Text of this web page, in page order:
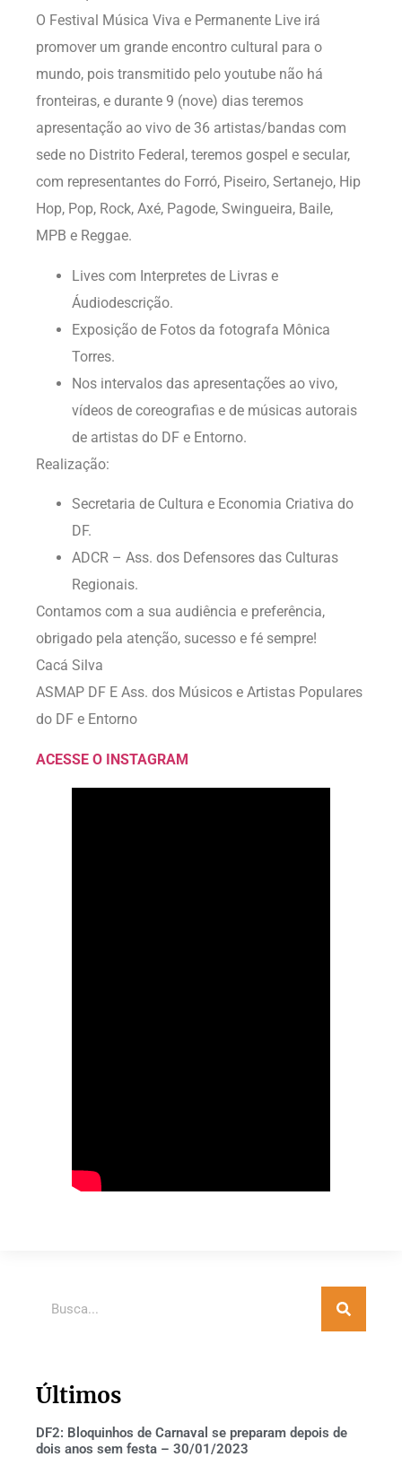
O Festival Música Viva e Permanente Live irá
promover um grande encontro cultural para o
mundo, pois transmitido pelo youtube não há
fronteiras, e durante 9 (nove) dias teremos
apresentação ao vivo de 36 artistas/bandas com
sede no Distrito Federal, teremos gospel e secular,
com representantes do Forró, Piseiro, Sertanejo, Hip
Hop, Pop, Rock, Axé, Pagode, Swingueira, Baile,
MPB e Reggae.
Lives com Interpretes de Livras e
Áudiodescrição.
Exposição de Fotos da fotografa Mônica
Torres.
Nos intervalos das apresentações ao vivo,
vídeos de coreografias e de músicas autorais
de artistas do DF e Entorno.
Realização:
Secretaria de Cultura e Economia Criativa do
DF.
ADCR – Ass. dos Defensores das Culturas
Regionais.
Contamos com a sua audiência e preferência,
obrigado pela atenção, sucesso e fé sempre!
Cacá Silva
ASMAP DF E Ass. dos Músicos e Artistas Populares
do DF e Entorno
ACESSE O INSTAGRAM
Últimos
DF2: Bloquinhos de Carnaval se preparam depois de
dois anos sem festa – 30/01/2023